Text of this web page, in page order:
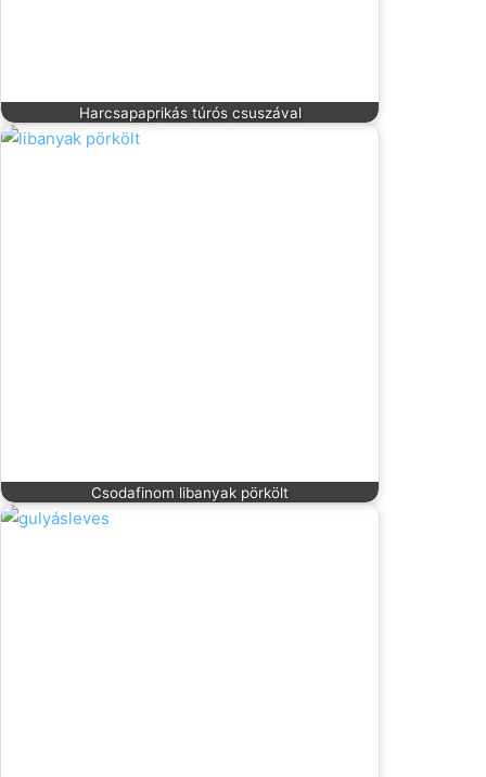
Harcsapaprikás túrós csuszával
Csodafinom libanyak pörkölt